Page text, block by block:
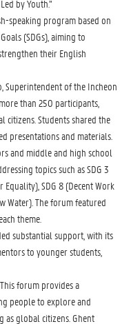
by Youth.”
speaking program based on
(SDGs), aiming to
their English
Superintendent of the Incheon
than 250 participants,
citizens. Students shared the
presentations and materials.
and middle and high school
topics such as SDG 3
SDG 8 (Decent Work
Water). The forum featured
theme.
substantial support, with its
to younger students,
forum provides a
people to explore and
as global citizens. Ghent